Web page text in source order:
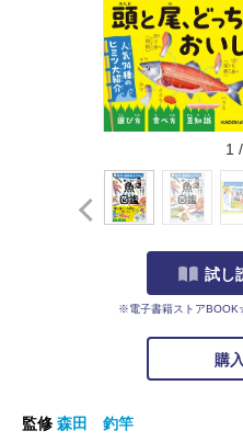
1 /
試し
※電子書籍ストア
購
監修 森田 釣竿